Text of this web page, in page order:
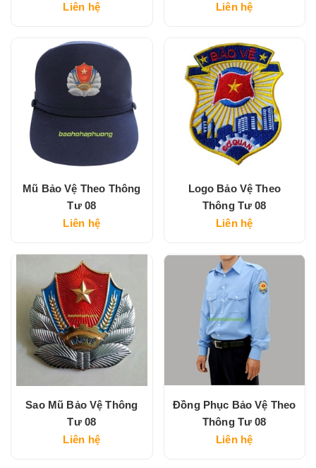
Liên hệ
Liên hệ
Mũ Bảo Vệ Theo Thông
Tư 08
Liên hệ
Logo Bảo Vệ Theo
Thông Tư 08
Liên hệ
Sao Mũ Bảo Vệ Thông
Tư 08
Liên hệ
Đồng Phục Bảo Vệ Theo
Thông Tư 08
Liên hệ